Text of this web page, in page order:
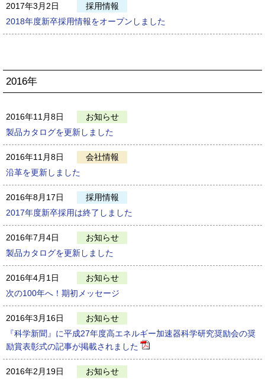
2017年3月2日
採用情報
2018年度新卒採用情報をオープンしました
2016年
2016年11月8日
お知らせ
製品カタログを更新しました
2016年11月8日
会社情報
沿革を更新しました
2016年8月17日
採用情報
2017年度新卒採用は終了しました
2016年7月4日
お知らせ
製品カタログを更新しました
2016年4月1日
お知らせ
次の100年へ！期初メッセージ
2016年3月16日
お知らせ
『科学新聞』に平成27年度高エネルギー加速器科学研究奨励会の奨
励賞表彰式の記事が掲載されました
2016年2月19日
お知らせ